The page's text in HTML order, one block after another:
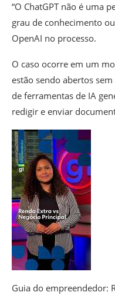
“O ChatGPT não é uma
grau de conhecimento
OpenAI no processo.
O caso ocorre em um
estão sendo abertos
de ferramentas de IA
redigir e enviar
Guia do empreendedor: